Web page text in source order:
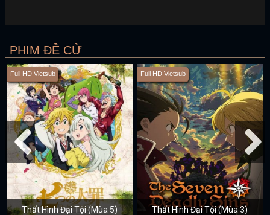
PHIM ĐỀ CỬ
Full HD Vietsub
Thất Hình Đại Tội (Mùa 5)
Full HD Vietsub
Thất Hình Đại Tội (Mùa 3)